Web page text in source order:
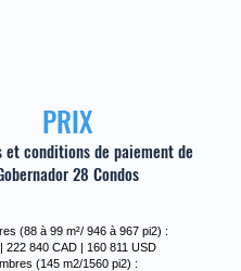
PRIX
et conditions de paiement de
28 Condos
(88 à 99 m²/ 946 à 967 pi2) :
222 840 CAD | 160 811 USD
(145 m2/1560 pi2) :